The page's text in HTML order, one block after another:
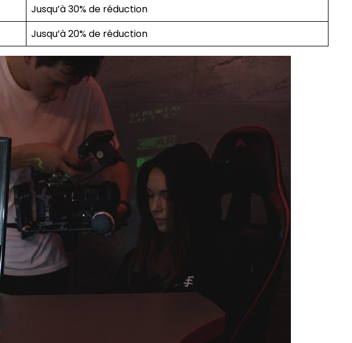
Jusqu’à 30% de réduction
Jusqu’à 20% de réduction